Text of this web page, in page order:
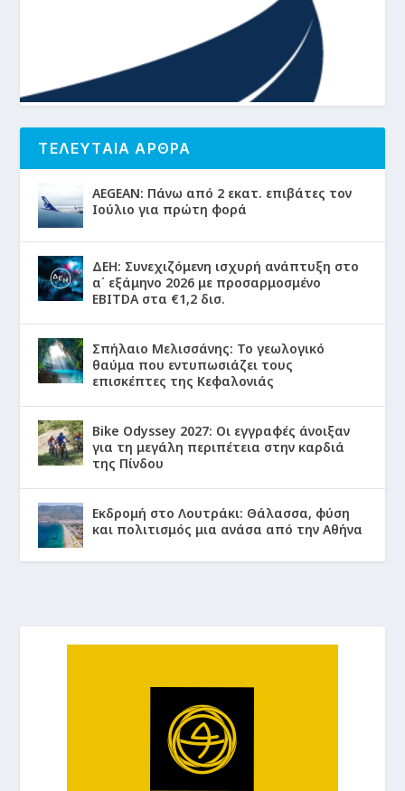
ΤΕΛΕΥΤΑΙΑ ΑΡΘΡΑ
AEGEAN: Πάνω από 2 εκατ. επιβάτες τον
Ιούλιο για πρώτη φορά
ΔΕΗ: Συνεχιζόμενη ισχυρή ανάπτυξη στο
α΄ εξάμηνο 2026 με προσαρμοσμένο
EBITDA στα €1,2 δισ.
Σπήλαιο Μελισσάνης: Το γεωλογικό
θαύμα που εντυπωσιάζει τους
επισκέπτες της Κεφαλονιάς
Bike Odyssey 2027: Οι εγγραφές άνοιξαν
για τη μεγάλη περιπέτεια στην καρδιά
της Πίνδου
Εκδρομή στο Λουτράκι: Θάλασσα, φύση
και πολιτισμός μια ανάσα από την Αθήνα